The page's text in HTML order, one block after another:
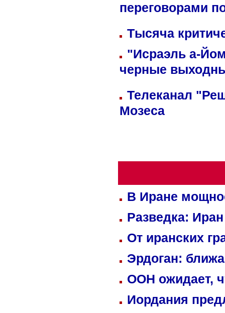
переговорами
Тысяча
"Исраэль а-
черные
Телеканал
Мозеса
В Иране
Разведка:
От иранских
Эрдоган:
ООН ожидает,
Иордания